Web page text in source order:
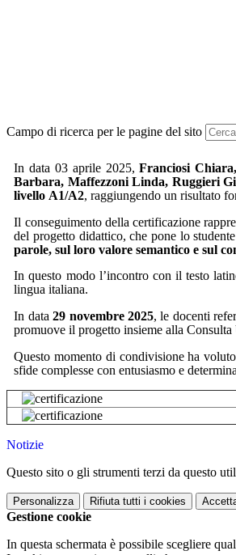
Campo di ricerca per le pagine del sito
In data 03 aprile 2025,Franciosi
Barbara, Maffezzoni Linda, Ruggieri
livello A1/A2, raggiungendo un risultato
Il conseguimento della certificazione
del progetto didattico, che pone lo
parole, sul loro valore semantico e sul
In questo modo l’incontro con il testo
lingua italiana.
In data29 novembre 2025, le docenti
promuove il progetto insieme alla
Questo momento di condivisione ha
sfide complesse con entusiasmo e
Notizie
Questo sito o gli strumenti terzi da questo
Personalizza Rifiuta tutti i cookies
Gestione cookie
In questa schermata è possibile scegliere